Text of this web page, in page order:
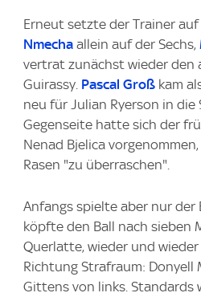
Erneut setzte der Trainer
Nmecha allein auf der Sechs,
vertrat zunächst wieder den
Guirassy. Pascal Groß kam
neu für Julian Ryerson in
Gegenseite hatte sich der
Nenad Bjelica
Rasen "zu überraschen".
Anfangs spielte aber nur der
köpfte den Ball nach sieben
Querlatte, wieder und
Richtung Strafraum: Donyell
Gittens von links. Standards